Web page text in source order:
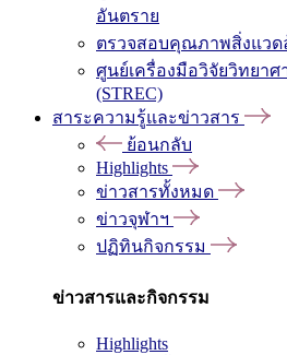
อันตราย
ตรวจสอบคุณภาพสิ่งแวด
ศูนย์เครื่องมือวิจัยวิทยา
(STREC)
สาระความรู้และข่าวสาร
ย้อนกลับ
Highlights
ข่าวสารทั้งหมด
ข่าวจุฬาฯ
ปฏิทินกิจกรรม
ข่าวสารและกิจกรรม
Highlights